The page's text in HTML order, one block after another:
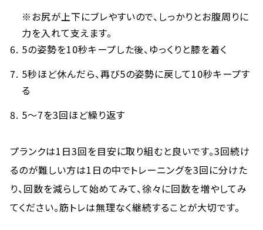
※お尻が上下にブレやすいので、しっかりとお腹周りに
力を入れて支えます。
5の姿勢を10秒キープした後、ゆっくりと膝を着く
5秒ほど休んだら、再び5の姿勢に戻して10秒キープす
る
5～7を3回ほど繰り返す
プランクは1日3回を目安に取り組むと良いです。3回続け
るのが難しい方は1日の中でトレーニングを3回に分けた
り、回数を減らして始めてみて、徐々に回数を増やしてみ
てください。筋トレは無理なく継続することが大切です。